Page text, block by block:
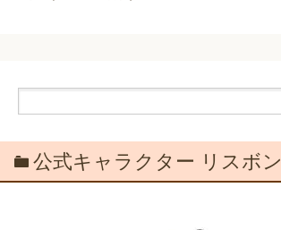
公式キャラクター リスボン